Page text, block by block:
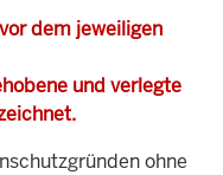
dem jeweiligen
und verlegte
ohne